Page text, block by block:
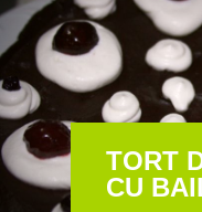
TORT
CU